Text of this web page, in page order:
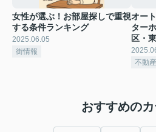
女性が選ぶ！お部屋探しで重視
する条件ランキング
2025.06.05
街情報
オー
ター
区・
不動産
おすすめのカ